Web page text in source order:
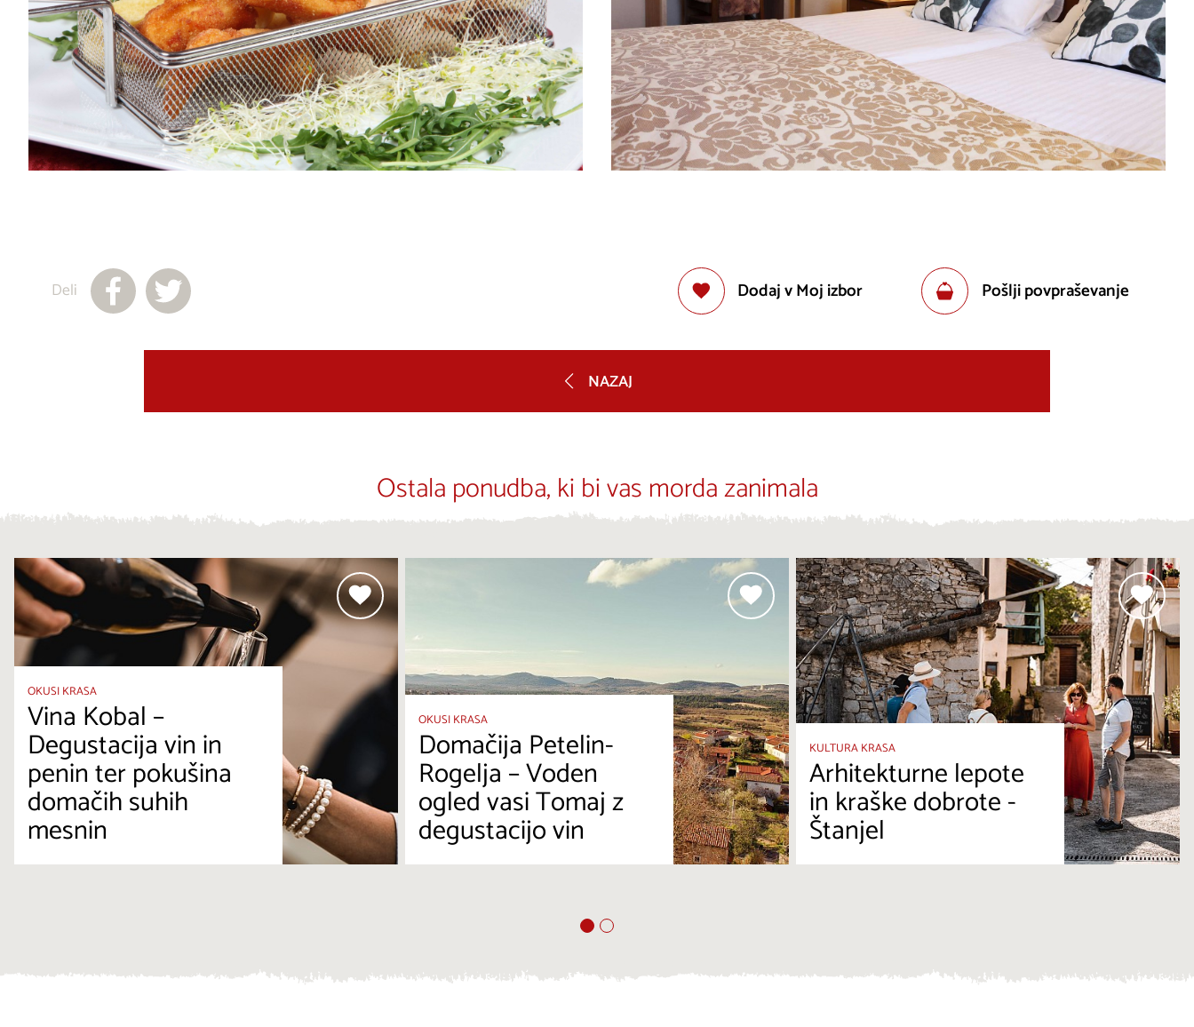
Dodaj v Moj izbor Pošlji povpraševanje
Deli
NAZAJ
Ostala ponudba, ki bi vas morda zanimala
OKUSI KRASA
Vina Kobal –
Degustacija vin in
penin ter pokušina
domačih suhih
mesnin
OKUSI KRASA
Domačija Petelin-
Rogelja – Voden
ogled vasi Tomaj z
degustacijo vin
KULTURA KRASA
Arhitekturne lepote
in kraške dobrote -
Štanjel